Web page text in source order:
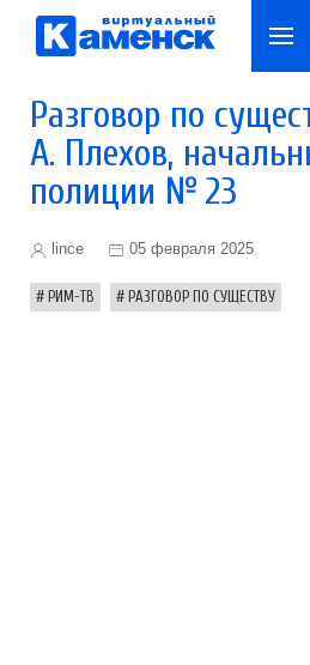
Разговор по
А. Плехов,
полиции № 23
lince 05 февраля 2025
РИМ-ТВ РАЗГОВОР ПО СУЩЕСТВУ